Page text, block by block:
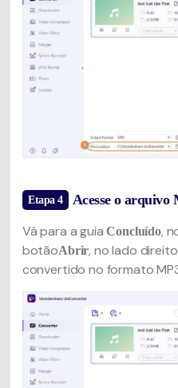
Etapa 4 Acesse o arquivo
Vá para a guiaConcluído,
botãoAbrir, no lado
convertido no formato